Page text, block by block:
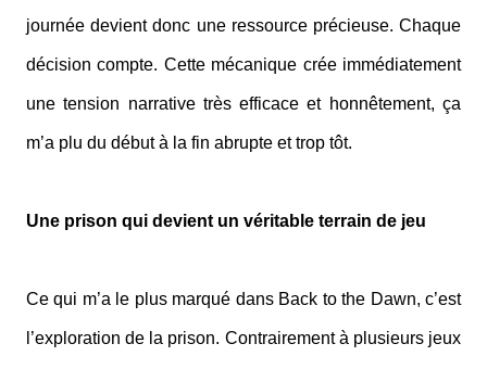
journée devient donc une ressource précieuse. Chaque
décision compte. Cette mécanique crée immédiatement
une tension narrative très efficace et honnêtement, ça
m’a plu du début à la fin abrupte et trop tôt.
Une prison qui devient un véritable terrain de jeu
Ce qui m’a le plus marqué dans Back to the Dawn, c’est
l’exploration de la prison. Contrairement à plusieurs jeux